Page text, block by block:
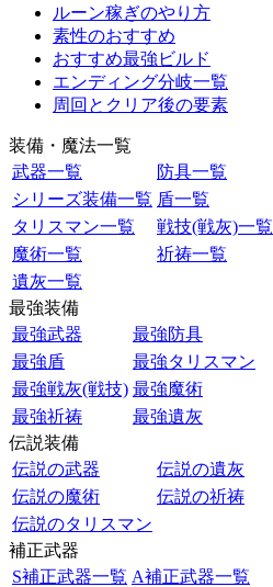
ルーン稼ぎのやり方
素性のおすすめ
おすすめ最強ビルド
エンディング分岐一覧
周回とクリア後の要素
装備・魔法一覧
武器一覧
防具一覧
シリーズ装備一覧 盾一覧
タリスマン一覧
戦技(戦灰)一覧
魔術一覧
祈祷一覧
遺灰一覧
最強装備
最強武器
最強防具
最強盾
最強タリスマン
最強戦灰(戦技) 最強魔術
最強祈祷
最強遺灰
伝説装備
伝説の武器
伝説の遺灰
伝説の魔術
伝説の祈祷
伝説のタリスマン
補正武器
S補正武器一覧 A補正武器一覧